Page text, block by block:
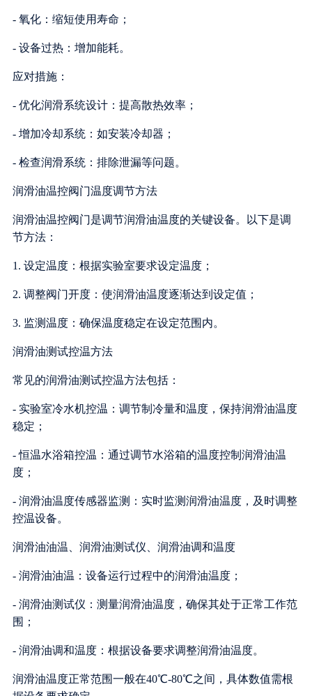
- 氧化：缩短使用寿命；
- 设备过热：增加能耗。
应对措施：
- 优化润滑系统设计：提高散热效率；
- 增加冷却系统：如安装冷却器；
- 检查润滑系统：排除泄漏等问题。
润滑油温控阀门温度调节方法
润滑油温控阀门是调节润滑油温度的关键设备。以下是调
节方法：
1. 设定温度：根据实验室要求设定温度；
2. 调整阀门开度：使润滑油温度逐渐达到设定值；
3. 监测温度：确保温度稳定在设定范围内。
润滑油测试控温方法
常见的润滑油测试控温方法包括：
- 实验室冷水机控温：调节制冷量和温度，保持润滑油温度
稳定；
- 恒温水浴箱控温：通过调节水浴箱的温度控制润滑油温
度；
- 润滑油温度传感器监测：实时监测润滑油温度，及时调整
控温设备。
润滑油油温、润滑油测试仪、润滑油调和温度
- 润滑油油温：设备运行过程中的润滑油温度；
- 润滑油测试仪：测量润滑油温度，确保其处于正常工作范
围；
- 润滑油调和温度：根据设备要求调整润滑油温度。
润滑油温度正常范围一般在40℃-80℃之间，具体数值需根